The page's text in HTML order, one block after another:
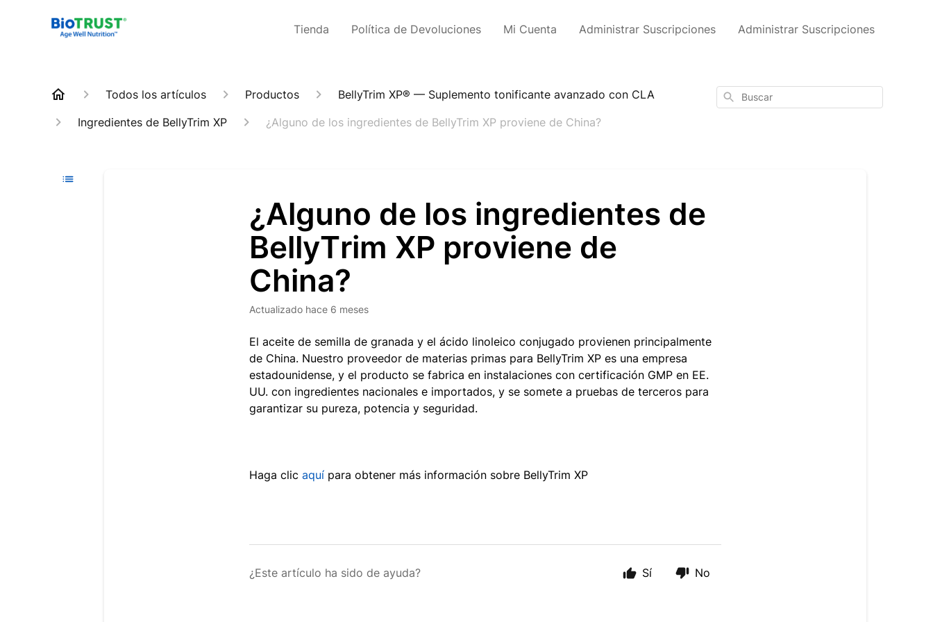
Tienda Política de Devoluciones Mi Cuenta Administrar Suscripciones Administrar Suscripciones
Todos los artículos Productos
BellyTrim XP® — Suplemento tonificante avanzado con CLA
Ingredientes de BellyTrim XP
¿Alguno de los ingredientes de BellyTrim XP proviene de China?
Buscar
¿Alguno de los ingredientes de
BellyTrim XP proviene de
China?
Actualizado hace 6 meses
El aceite de semilla de granada y el ácido linoleico conjugado provienen principalmente
de China. Nuestro proveedor de materias primas para BellyTrim XP es una empresa
estadounidense, y el producto se fabrica en instalaciones con certificación GMP en EE.
UU. con ingredientes nacionales e importados, y se somete a pruebas de terceros para
garantizar su pureza, potencia y seguridad.
Haga clic aquí para obtener más información sobre BellyTrim XP
¿Este artículo ha sido de ayuda? Sí No